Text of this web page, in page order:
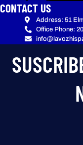
CONTACT US
Address: 51
Office Phone: